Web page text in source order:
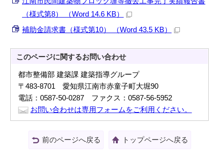
（様式第8） （Word 14.6 KB）
補助金請求書（様式第10） （Word 43.5 KB）
このページに関するお問い合わせ
都市整備部 建築課 建築指導グループ
〒483-8701 愛知県江南市赤童子町大堀90
電話：0587-50-0287 ファクス：0587-56-5952
お問い合わせは専用フォームをご利用ください。
前のページへ戻る トップページへ戻る